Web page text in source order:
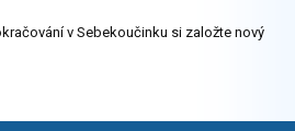
v Sebekoučinku si založte nový